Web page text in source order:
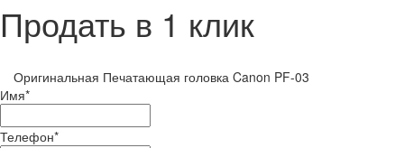
Продать в 1 клик
Оригинальная Печатающая головка Canon PF-03
Имя*
Телефон*